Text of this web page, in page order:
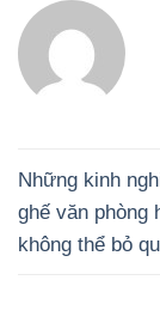
Những kinh
ghế văn phòng
không thể bỏ